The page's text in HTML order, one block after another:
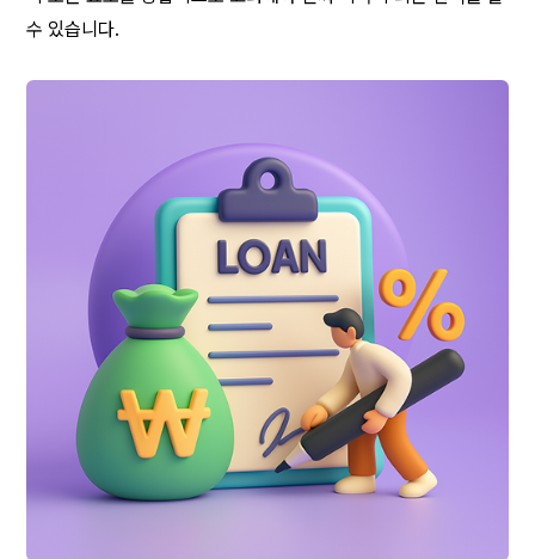
수 있습니다.